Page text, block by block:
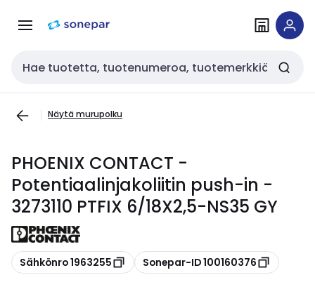
navigointiinsisältöön
Haku
Näytä murupolku
PHOENIX CONTACT -
Potentiaalinjakoliitin push-in -
3273110 PTFIX 6/18X2,5-NS35 GY
Kopioi
Sähkönro 1963255 Kopioi
Sonepar-ID 100160376